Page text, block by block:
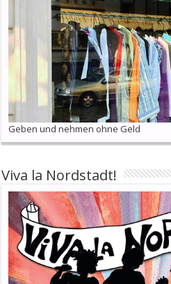
Geben und nehmen ohne Geld
Viva la Nordstadt!